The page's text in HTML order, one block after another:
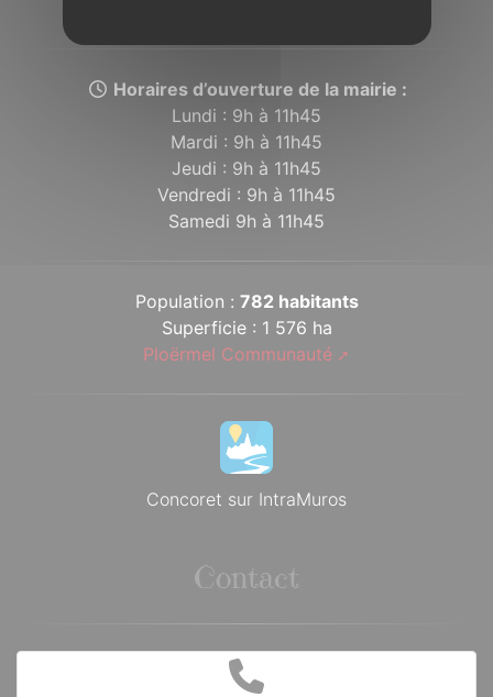
Horaires d’ouverture de la mairie :
Lundi : 9h à 11h45
Mardi : 9h à 11h45
Jeudi : 9h à 11h45
Vendredi : 9h à 11h45
Samedi 9h à 11h45
Population : 782 habitants
Superficie : 1 576 ha
Ploërmel Communauté
Concoret sur IntraMuros
Contact